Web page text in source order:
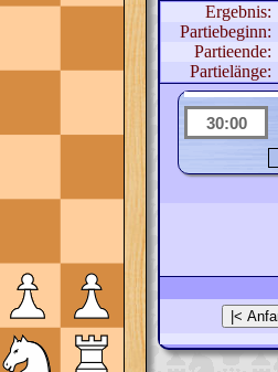
Ergebnis:
Partiebeginn:
Partieende:
Partielänge: